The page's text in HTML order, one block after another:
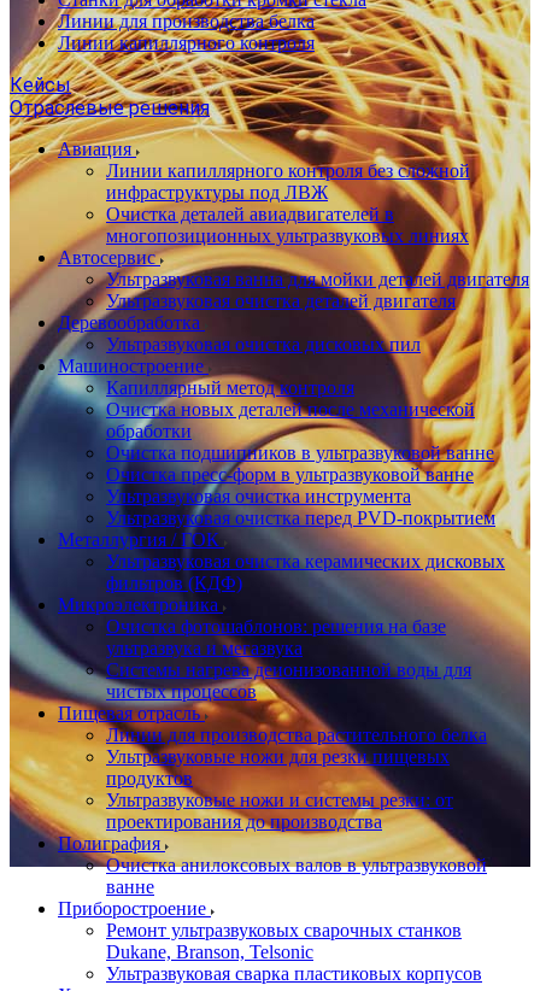
Линии для производства белка
Линии капиллярного контроля
Кейсы
Отраслевые решения
Авиация
Линии капиллярного контроля без сложной
инфраструктуры под ЛВЖ
Очистка деталей авиадвигателей в
многопозиционных ультразвуковых линиях
Автосервис
Ультразвуковая ванна для мойки деталей двигателя
Ультразвуковая очистка деталей двигателя
Деревообработка
Ультразвуковая очистка дисковых пил
Машиностроение
Капиллярный метод контроля
Очистка новых деталей после механической
обработки
Очистка подшипников в ультразвуковой ванне
Очистка пресс-форм в ультразвуковой ванне
Ультразвуковая очистка инструмента
Ультразвуковая очистка перед PVD-покрытием
Металлургия / ГОК
Ультразвуковая очистка керамических дисковых
фильтров (КДФ)
Микроэлектроника
Очистка фотошаблонов: решения на базе
ультразвука и мегазвука
Системы нагрева деионизованной воды для
чистых процессов
Пищевая отрасль
Линии для производства растительного белка
Ультразвуковые ножи для резки пищевых
продуктов
Ультразвуковые ножи и системы резки: от
проектирования до производства
Полиграфия
Очистка анилоксовых валов в ультразвуковой
ванне
Приборостроение
Ремонт ультразвуковых сварочных станков
Dukane, Branson, Telsonic
Ультразвуковая сварка пластиковых корпусов